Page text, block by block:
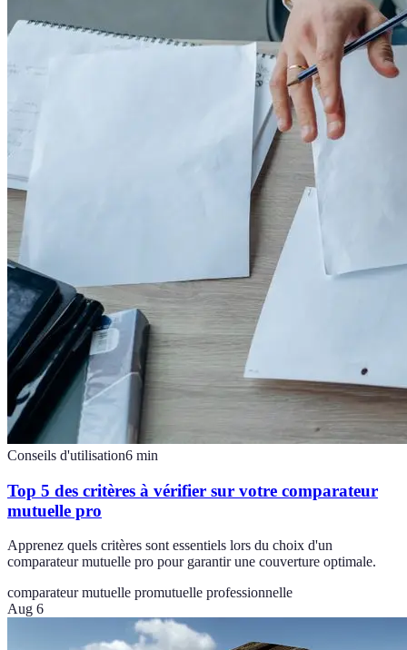
Conseils d'utilisation6 min
Top 5 des critères à vérifier sur votre comparateur
mutuelle pro
Apprenez quels critères sont essentiels lors du choix d'un
comparateur mutuelle pro pour garantir une couverture optimale.
comparateur mutuelle promutuelle professionnelle
Aug 6